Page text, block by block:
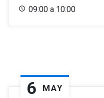
09:00 a 10:00
6 MAY